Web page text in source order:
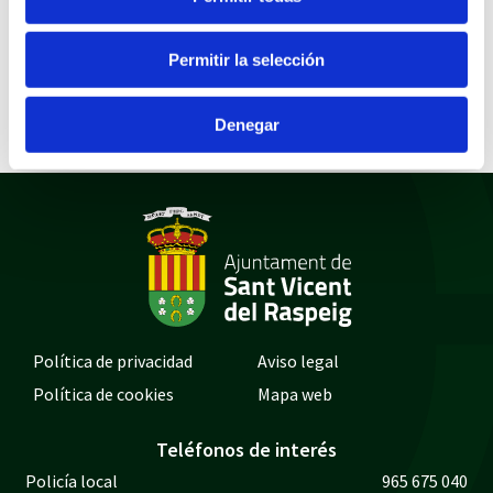
Permitir la selección
Denegar
euros /año)
licitación
BOP DE ALICANTE Nº
95 DE 22/5/2017
Política de privacidad
Aviso legal
Política de cookies
Mapa web
Teléfonos de interés
Policía local 965 675 040